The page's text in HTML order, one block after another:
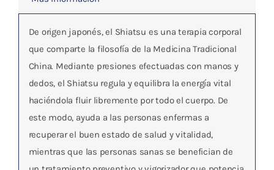
De origen japonés, el Shiatsu es una terapia corporal
que comparte la filosofía de la Medicina Tradicional
China. Mediante presiones efectuadas con manos y
dedos, el Shiatsu regula y equilibra la energía vital
haciéndola fluir libremente por todo el cuerpo. De
este modo, ayuda a las personas enfermas a
recuperar el buen estado de salud y vitalidad,
mientras que las personas sanas se benefician de